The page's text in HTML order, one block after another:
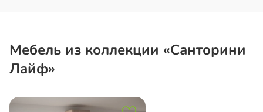
Мебель из коллекции «Санторини
Лайф»